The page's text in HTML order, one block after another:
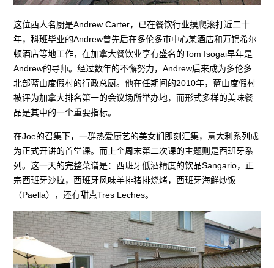
这位西人名厨是Andrew Carter，已在餐饮行业摸爬滚打近二十
年，科班毕业的Andrew曾先后在多伦多市中心某酒店和万锦希尔
顿酒店等地工作，在加拿大餐饮业享有盛名的Tom Isogai早年是
Andrew的导师。经过数年的不懈努力，Andrew后来成为多伦多
北部蓝山度假村的行政总厨。他在任期间的2010年，蓝山度假村
被评为加拿大排名第一的会议场所举办地，而形式多样的美味餐
品是其中的一个重要指标。
在Joe的召集下，一群热爱厨艺的美女们即刻汇集，意大利系列成
为正式开讲的首堂课。而上个周末第二次课的主题则是西班牙系
列。这一天的完整菜谱是：西班牙低酒精度的饮品Sangario，正
宗西班牙沙拉，西班牙风味羊排猪排烧烤，西班牙海鲜炒饭
（Paella），还有甜点Tres Leches。